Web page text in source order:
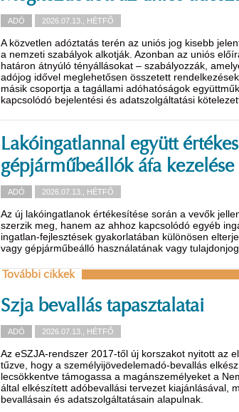
ADÓ 2026.07.13., HÉTFŐ
A közvetlen adóztatás terén az uniós jog kisebb
a nemzeti szabályok alkotják. Azonban az uniós
határon átnyúló tényállásokat – szabályozzák,
adójog idővel meglehetősen összetett
másik csoportja a tagállami adóhatóságok
kapcsolódó bejelentési és adatszolgáltatási
Lakóingatlannal együtt
gépjárműbeállók áfa kezelése
ADÓ 2026.07.13., HÉTFŐ
Az új lakóingatlanok értékesítése során a vevők
szerzik meg, hanem az ahhoz kapcsolódó egyéb
ingatlan-fejlesztések gyakorlatában különösen
vagy gépjárműbeálló használatának vagy
További cikkek
Szja bevallás tapasztalatai
ADÓ 2026.07.13., HÉTFŐ
Az eSZJA-rendszer 2017-től új korszakot nyitott az
tűzve, hogy a személyijövedelemadó-bevallás
lecsökkentve támogassa a magánszemélyeket a
által elkészített adóbevallási tervezet kiajánlásával,
bevallásain és adatszolgáltatásain alapulnak.